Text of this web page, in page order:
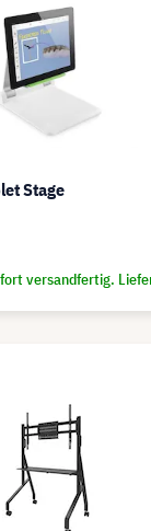
Stage
versandfertig.